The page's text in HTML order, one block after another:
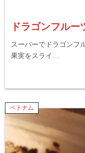
ドラゴンフル
スーパーでドラゴンフ
果実をスライ…
ベトナム